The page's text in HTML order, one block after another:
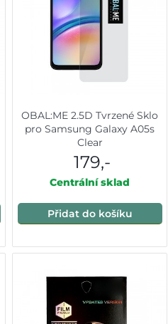
OBAL:ME 2.5D Tvrzené Sklo
pro Samsung Galaxy A05s
Clear
179,-
Centrální sklad
Přidat do košíku